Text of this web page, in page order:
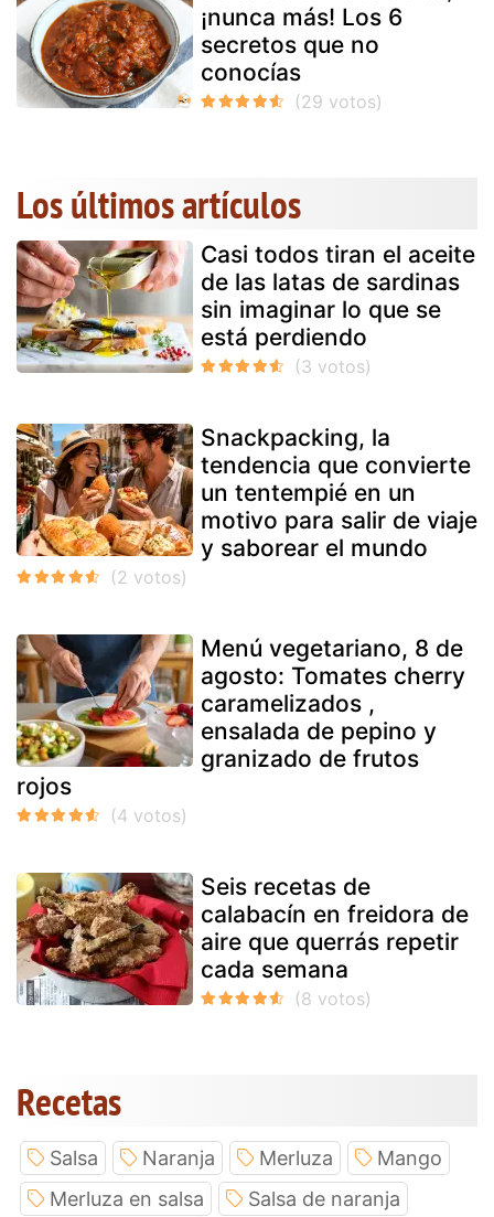
¡nunca más! Los 6
secretos que no
conocías
Los últimos artículos
Casi todos tiran el aceite
de las latas de sardinas
sin imaginar lo que se
está perdiendo
Snackpacking, la
tendencia que convierte
un tentempié en un
motivo para salir de viaje
y saborear el mundo
Menú vegetariano, 8 de
agosto: Tomates cherry
caramelizados ,
ensalada de pepino y
granizado de frutos
rojos
Seis recetas de
calabacín en freidora de
aire que querrás repetir
cada semana
Recetas
Salsa Naranja Merluza
Mango
Merluza en salsa
Salsa de naranja